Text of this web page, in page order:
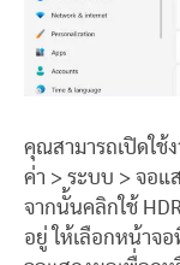
คุณสามารถเปิดใช้
ค่า > ระบบ > จอแ
จากนั้นคลิกใช้
อยู่ ให้เลือกหน้าจอ